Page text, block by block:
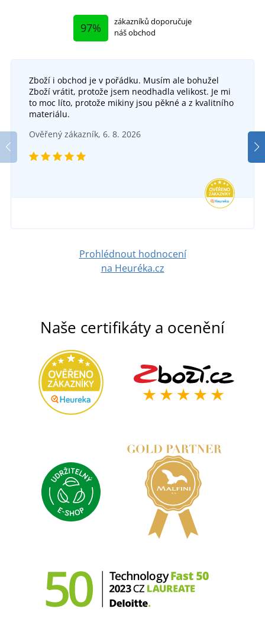
Kšiltovka Fotbalista
199 Kč
97%
zákazníků doporučuje
náš obchod
Zboží i obchod je v pořádku. Musím ale bohužel
Zboží vrátit, protože jsem neodhadla velikost. Je mi
to moc líto, protože mikiny jsou pěkné a z kvalitního
materiálu.
Ověřený zákazník, 6. 8. 2026
Prohlédnout hodnocení
na Heuréka.cz
Naše certifikáty a ocenění